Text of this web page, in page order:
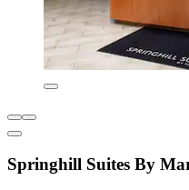
Springhill Suites By